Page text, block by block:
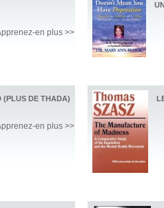
en plus >>
(PLUS DE THADA)
en plus >>